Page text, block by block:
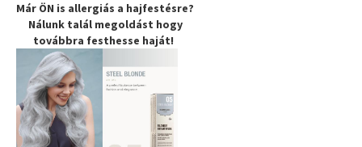
Már ÖN is allergiás a hajfestésre?
Nálunk talál megoldást hogy
továbbra festhesse haját!